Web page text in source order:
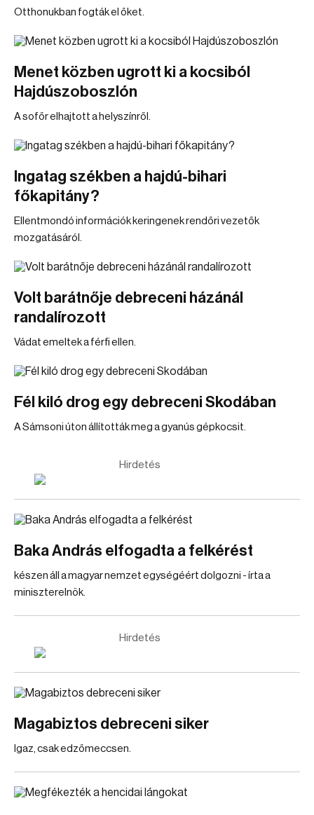
Otthonukban fogták el őket.
Menet közben ugrott ki a kocsiból
Hajdúszoboszlón
A sofőr elhajtott a helyszínről.
Ingatag székben a hajdú-bihari
főkapitány?
Ellentmondó információk keringenek rendőri vezetők
mozgatásáról.
Volt barátnője debreceni házánál
randalírozott
Vádat emeltek a férfi ellen.
Fél kiló drog egy debreceni Skodában
A Sámsoni úton állították meg a gyanús gépkocsit.
Hirdetés
Baka András elfogadta a felkérést
készen áll a magyar nemzet egységéért dolgozni - írta a
miniszterelnök.
Hirdetés
Magabiztos debreceni siker
Igaz, csak edzőmeccsen.